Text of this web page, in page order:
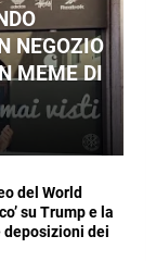
NEGOZIO
MEME DI
del World
su Trump e la
deposizioni dei